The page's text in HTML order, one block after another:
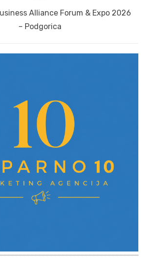
Alliance Forum & Expo 2026
– Podgorica